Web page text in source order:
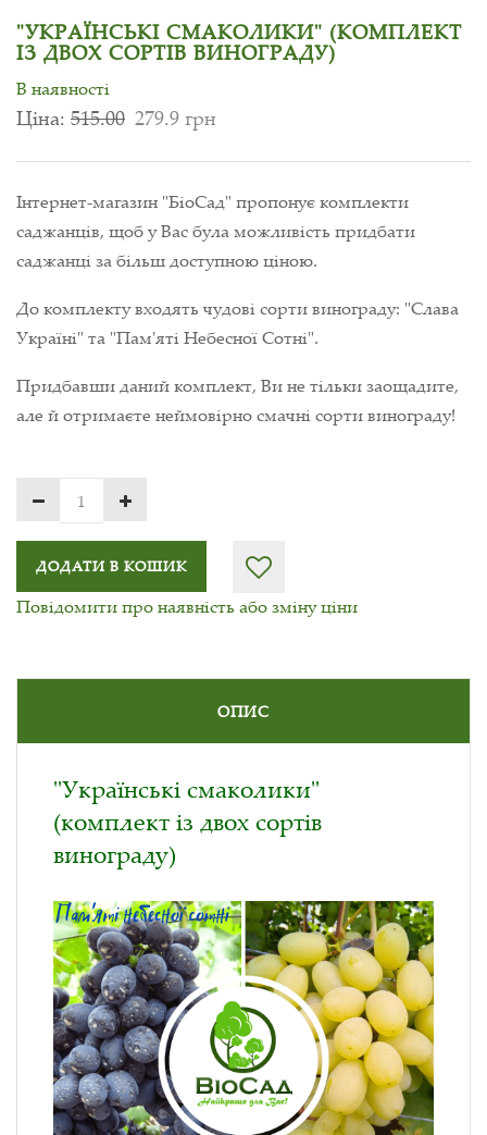
"УКРАЇНСЬКІ СМАКОЛИКИ" (КОМПЛЕКТ
ІЗ ДВОХ СОРТІВ ВИНОГРАДУ)
В наявності
Ціна: 515.00 279.9 грн
Інтернет-магазин "БіоСад" пропонує комплекти
саджанців, щоб у Вас була можливість придбати
саджанці за більш доступною ціною.
До комплекту входять чудові сорти винограду: "Слава
Україні" та "Пам'яті Небесної Сотні".
Придбавши даний комплект, Ви не тільки заощадите,
але й отримаєте неймовірно смачні сорти винограду!
ДОДАТИ В КОШИК
Повідомити про наявність або зміну ціни
ОПИС
"Українські смаколики"
(комплект із двох сортів
винограду)